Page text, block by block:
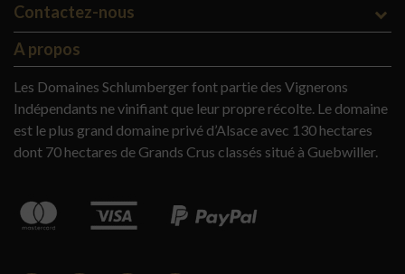
Contactez-nous
A propos
Les Domaines Schlumberger font partie des Vignerons
Indépendants ne vinifiant que leur propre récolte. Le domaine
est le plus grand domaine privé d’Alsace avec 130 hectares
dont 70 hectares de Grands Crus classés situé à Guebwiller.